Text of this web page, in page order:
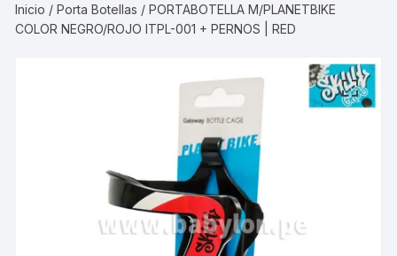
Inicio /Porta Botellas / PORTABOTELLA M/PLANETBIKE
COLOR NEGRO/ROJO ITPL-001 + PERNOS | RED